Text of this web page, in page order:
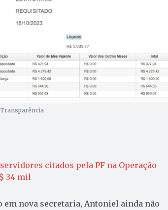
citados pela PF na Operação
34 mil
nova secretaria, Antoniel ainda não